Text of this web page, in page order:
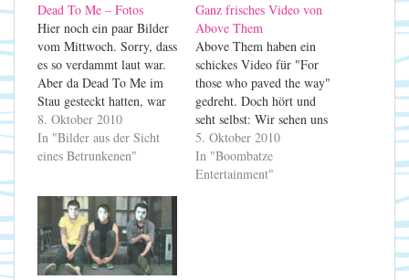
Dead To Me – Fotos
Hier noch ein paar Bilder
vom Mittwoch. Sorry, dass
es so verdammt laut war.
Aber da Dead To Me im
Stau gesteckt hatten, war
keine Zeit mehr für einen
anständigen Soundcheck.
Und mittendrin die
wäre sicher noch
schwieriger geworden. Ich
hoffe aber, ihr hattet
trotzdem Euren Spaß.
Ich…
8. Oktober 2010
In "Bilder aus der Sicht
eines Betrunkenen"
Ganz frisches Video von
Above Them
Above Them haben ein
schickes Video für "For
those who paved the way"
gedreht. Doch hört und
seht selbst: Wir sehen uns
alle zusammen nächste
Woche Samstag (16.10.)
im Tiko!!! Und natürlich
5. Oktober 2010
In "Boombatze
Entertainment"